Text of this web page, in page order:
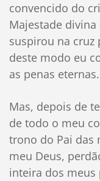
convencido do
Majestade divina
suspirou na cruz
deste modo eu
as penas eternas.
Mas, depois de
de todo o meu
trono do Pai das
meu Deus,
inteira dos meus